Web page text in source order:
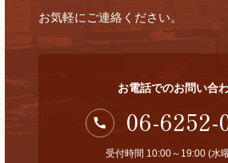
お気軽にご連絡ください。
お電話でのお問い合
06-6252-
受付時間 10:00～19:00 (水